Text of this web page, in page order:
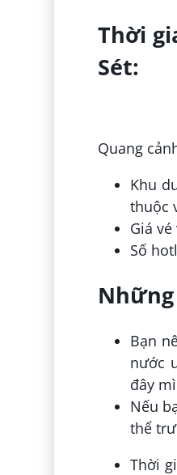
Thời
Sét:
Quang
Khu
thuộc
Giá
Số
Bạn
nước
đây
Nếu
thể
Thời